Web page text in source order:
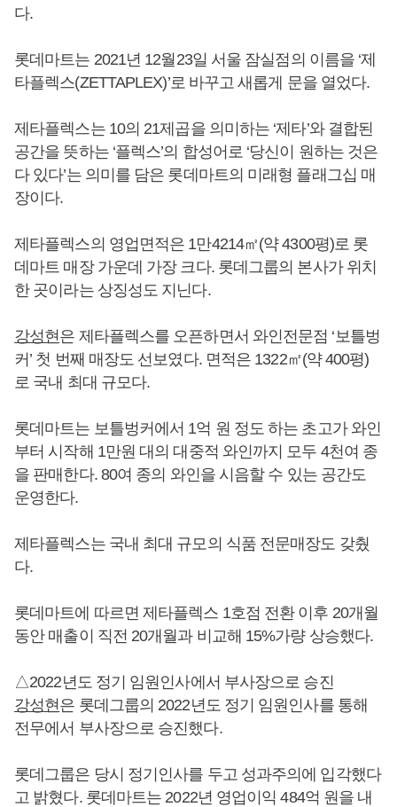
다.
롯데마트는 2021년 12월23일 서울 잠실점의 이름을 ‘제
타플렉스(ZETTAPLEX)’로 바꾸고 새롭게 문을 열었다.
제타플렉스는 10의 21제곱을 의미하는 ‘제타’와 결합된
공간을 뜻하는 ‘플렉스’의 합성어로 ‘당신이 원하는 것은
다 있다’는 의미를 담은 롯데마트의 미래형 플래그십 매
장이다.
제타플렉스의 영업면적은 1만4214㎡(약 4300평)로 롯
데마트 매장 가운데 가장 크다. 롯데그룹의 본사가 위치
한 곳이라는 상징성도 지닌다.
강성현은 제타플렉스를 오픈하면서 와인전문점 ‘보틀벙
커’ 첫 번째 매장도 선보였다. 면적은 1322㎡(약 400평)
로 국내 최대 규모다.
롯데마트는 보틀벙커에서 1억 원 정도 하는 초고가 와인
부터 시작해 1만원 대의 대중적 와인까지 모두 4천여 종
을 판매한다. 80여 종의 와인을 시음할 수 있는 공간도
운영한다.
제타플렉스는 국내 최대 규모의 식품 전문매장도 갖췄
다.
롯데마트에 따르면 제타플렉스 1호점 전환 이후 20개월
동안 매출이 직전 20개월과 비교해 15%가량 상승했다.
△2022년도 정기 임원인사에서 부사장으로 승진
강성현은 롯데그룹의 2022년도 정기 임원인사를 통해
전무에서 부사장으로 승진했다.
롯데그룹은 당시 정기인사를 두고 성과주의에 입각했다
고 밝혔다. 롯데마트는 2022년 영업이익 484억 원을 내